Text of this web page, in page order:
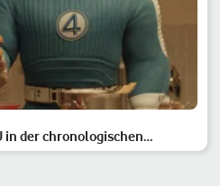
in der chronologischen